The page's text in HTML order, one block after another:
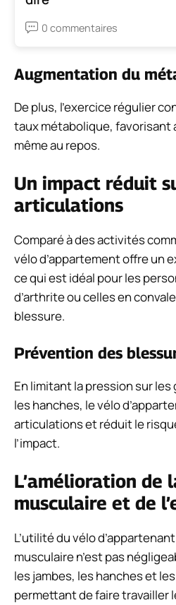
0 commentaires
Augmentation du
De plus, l’exercice régulier
taux métabolique, favorisant
même au repos.
Un impact réduit
articulations
Comparé à des activités
vélo d’appartement offre un
ce qui est idéal pour les
d’arthrite ou celles en
blessure.
Prévention des
En limitant la pression sur
les hanches, le vélo
articulations et réduit le
l’impact.
L’amélioration de
musculaire et de
L’utilité du vélo
musculaire n’est pas
les jambes, les hanches et
permettant de faire travailler